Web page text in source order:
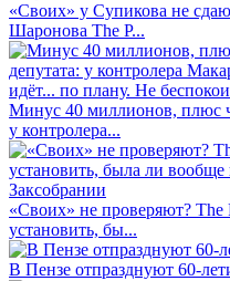
«Своих» у Супикова не
Шаронова The P...
Минус 40 миллионов, плюс
у контролера...
«Своих» не проверяют? The
установить, бы...
В Пензе отпразднуют 60-